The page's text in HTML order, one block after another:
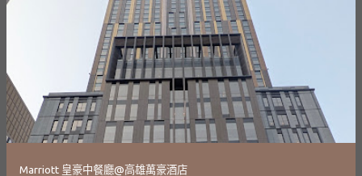
Marriott 皇豪中餐廳@高雄萬豪酒店